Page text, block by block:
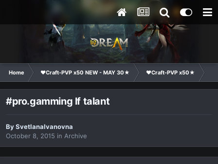
Home ❤Craft-PVP x50 NEW - MAY 30★ ❤Craft-PVP x50★
#pro.gamming lf talant
BySvetlanaIvanovna
October 8, 2015 in Archive